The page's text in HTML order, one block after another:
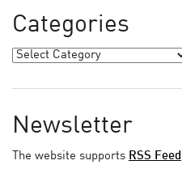
Categories
Newsletter
The website supports RSS Feed